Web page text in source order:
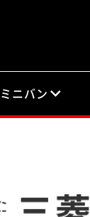
ミニバン